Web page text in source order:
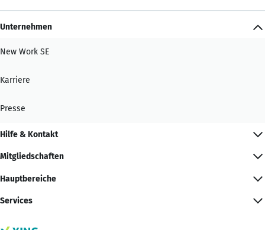
Unternehmen
New Work SE
Karriere
Presse
Hilfe & Kontakt
Mitgliedschaften
Hauptbereiche
Services